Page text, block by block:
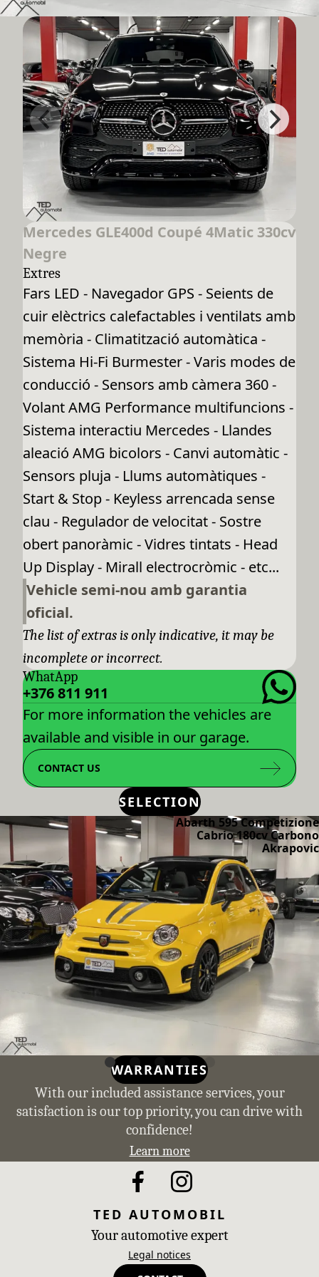
Mercedes GLE400d Coupé 4Matic 330cv
Negre
Extres
Fars LED - Navegador GPS - Seients de
cuir elèctrics calefactables i ventilats amb
memòria - Climatització automàtica -
Sistema Hi-Fi Burmester - Varis modes de
conducció - Sensors amb càmera 360 -
Volant AMG Performance multifuncions -
Sistema interactiu Mercedes - Llandes
aleació AMG bicolors - Canvi automàtic -
Sensors pluja - Llums automàtiques -
Start & Stop - Keyless arrencada sense
clau - Regulador de velocitat - Sostre
obert panoràmic - Vidres tintats - Head
Up Display - Mirall electrocròmic - etc...
Vehicle semi-nou amb garantia
oficial.
The list of extras is only indicative, it may be
incomplete or incorrect.
WhatApp
+376 811 911
For more information the vehicles are
available and visible in our garage.
CONTACT US
SELECTION
Abarth 595 Competizione
Cabrio 180cv Carbono
Akrapovic
WARRANTIES
With our included assistance services, your
satisfaction is our top priority, you can drive with
confidence!
Learn more
TED AUTOMOBIL
Your automotive expert
Legal notices